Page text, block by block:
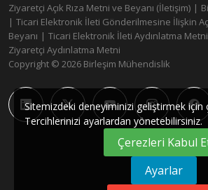
Ziyaretçi Açık Rıza Metni ve Beyanı (İletişim) |
| Ticari Elektronik İleti Gönderilmesine İlişkin
Beyanı | Ticari Elektronik İleti Aydınlatma Metni
Ziyaretçi Aydınlatma Metni
Copyright © 2026 Birleşim Mühendislik
Sitemizdeki deneyiminizi geliştirmek için
Tercihlerinizi ayarlardan yönetebilirsiniz.
Çerezleri Kabul
Ayarlar